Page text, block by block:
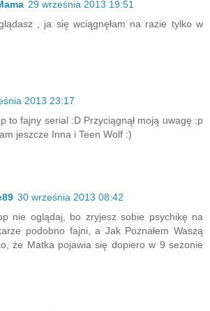
29 września 2013 19:51
, ja się wciągnęłam na razie tylko w
2013 23:17
to fajny serial :D Przyciągnął moją uwagę ;p
jeszcze Inna i Teen Wolf :)
30 września 2013 08:42
nie oglądaj, bo zryjesz sobie psychikę na
podobno fajni, a Jak Poznałem Waszą
że Matka pojawia się dopiero w 9 sezonie